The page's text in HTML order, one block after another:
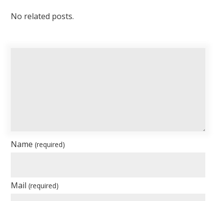
No related posts.
Name(required)
Mail(required)